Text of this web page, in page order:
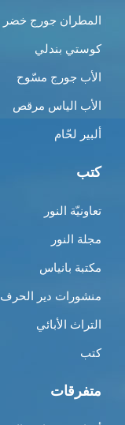
المطران جورج خضر
كوستي بندلي
الأب جورج مسّوح
الأب الياس مرقص
ألبير لحّام
كتب
تعاونيّة النور
مجلة النور
مكتبة بانياس
منشورات دير الحرف
التراث الأبائي
كتب
متفرقات